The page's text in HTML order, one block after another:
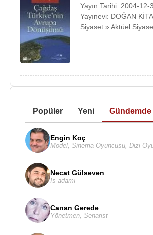
Yayın Tarihi: 2004-12-
Yayınevi: DOĞAN
Siyaset » Aktüel
Popüler Yeni Gündemde
Engin Koç
Model Sinema Oyuncusu Dizi
Necat Gülseven
İş adamı
Canan Gerede
Yönetmen Senarist